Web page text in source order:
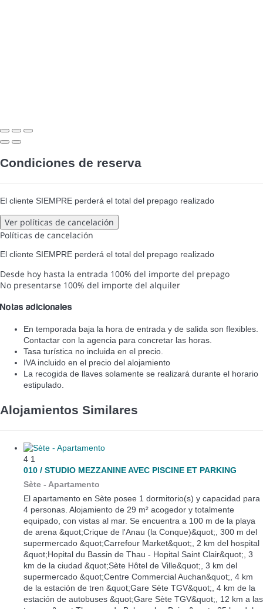
Condiciones de reserva
El cliente SIEMPRE perderá el total del prepago realizado
Ver políticas de cancelación
Políticas de cancelación
El cliente SIEMPRE perderá el total del prepago realizado
Desde hoy hasta la entrada 100% del importe del prepago
No presentarse 100% del importe del alquiler
Notas adicionales
En temporada baja la hora de entrada y de salida son flexibles.
Contactar con la agencia para concretar las horas.
Tasa turística no incluida en el precio.
IVA incluido en el precio del alojamiento
La recogida de llaves solamente se realizará durante el horario
estipulado.
Alojamientos Similares
4 1
010 / STUDIO MEZZANINE AVEC PISCINE ET PARKING
Sète - Apartamento
El apartamento en Sète posee 1 dormitorio(s) y capacidad para
4 personas. Alojamiento de 29 m² acogedor y totalmente
equipado, con vistas al mar. Se encuentra a 100 m de la playa
de arena &quot;Crique de l'Anau (la Conque)&quot;, 300 m del
supermercado &quot;Carrefour Market&quot;, 2 km del hospital
&quot;Hopital du Bassin de Thau - Hopital Saint Clair&quot;, 3
km de la ciudad &quot;Sète Hôtel de Ville&quot;, 3 km del
supermercado &quot;Centre Commercial Auchan&quot;, 4 km
de la estación de tren &quot;Gare Sète TGV&quot;, 4 km de la
estación de autobuses &quot;Gare Sète TGV&quot;, 12 km a las